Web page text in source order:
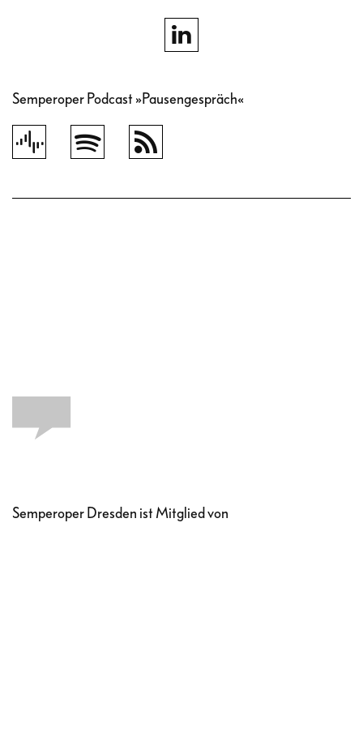
Semperoper Podcast »Pausengespräch«
Semperoper Dresden ist Mitglied von